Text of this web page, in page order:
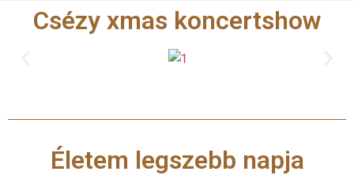
Csézy xmas koncertshow
Életem legszebb napja